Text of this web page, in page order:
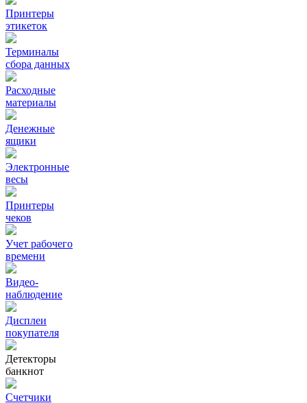
Принтеры
этикеток
Терминалы
сбора данных
Расходные
материалы
Денежные
ящики
Электронные
весы
Принтеры
чеков
Учет рабочего
времени
Видео‑
наблюдение
Дисплеи
покупателя
Детекторы
банкнот
Счетчики